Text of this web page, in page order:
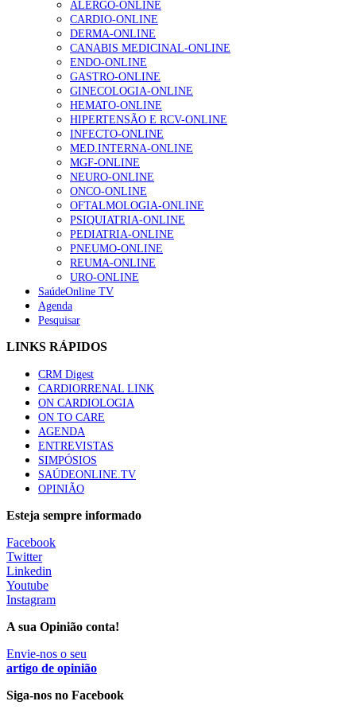
202 visualizações
Alguns milhares de utentes podem ficar sem médico de
família com nova regras do registo, alerta associação
155 visualizações
1.º Episódio do Podcast “Frequência Cardio – Sintoniza-
te na Insuficiência Cardíaca” da Bayer
99 visualizações
“Os programas de rastreio do cancro do pulmão são
custo-efetivos e representam um investimento
sustentável para os sistemas de saúde”
88 visualizações
apresentavam níveis elevados de Lp(a), revela estudo
Trodelvy aprovado para primeira linha no cancro da
mama triplo negativo metastático em doentes não
elegíveis para inibidores PD-(L)1
61 visualizações
Quase 11.900 jovens recorreram aos cheques psicólogo e
nutricionista no primeiro mês
7 Ago, 2026
apoio robótico em Portugal
ALERGO-ONLINE
CARDIO-ONLINE
DERMA-ONLINE
CANABIS MEDICINAL-ONLINE
ENDO-ONLINE
GASTRO-ONLINE
GINECOLOGIA-ONLINE
HEMATO-ONLINE
HIPERTENSÃO E RCV-ONLINE
INFECTO-ONLINE
MED.INTERNA-ONLINE
MGF-ONLINE
NEURO-ONLINE
ONCO-ONLINE
OFTALMOLOGIA-ONLINE
PSIQUIATRIA-ONLINE
PEDIATRIA-ONLINE
PNEUMO-ONLINE
REUMA-ONLINE
URO-ONLINE
SaúdeOnline TV
Agenda
Pesquisar
LINKS RÁPIDOS
CRM Digest
CARDIORRENAL LINK
ON CARDIOLOGIA
ON TO CARE
AGENDA
ENTREVISTAS
SIMPÓSIOS
SAÚDEONLINE.TV
OPINIÃO
Esteja sempre informado
Facebook
Twitter
Linkedin
Youtube
Instagram
A sua Opinião conta!
Envie-nos o seu
artigo de opinião
Siga-nos no Facebook